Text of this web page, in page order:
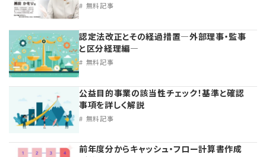
無料記事
認定法改正とその経過措置―外部理事・監事
と区分経理編―
無料記事
公益目的事業の該当性チェック！基準と確認
事項を詳しく解説
無料記事
前年度分からキャッシュ・フロー計算書作成